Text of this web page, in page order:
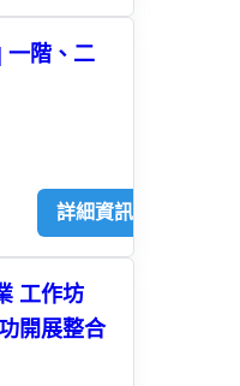
一階、二
詳細資訊
工作坊
開展整合